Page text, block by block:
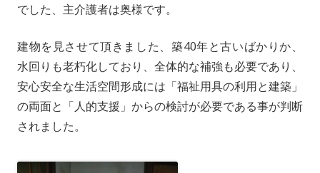
でした、主介護者は奥様です。
建物を見させて頂きました、築40年と古いばかりか、
水回りも老朽化しており、全体的な補強も必要であり、
安心安全な生活空間形成には「福祉用具の利用と建築」
の両面と「人的支援」からの検討が必要である事が判断
されました。